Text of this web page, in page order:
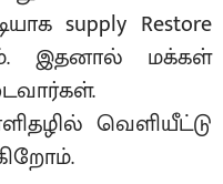
supply Restore
இதனால் மக்கள்
வெளியீட்டு